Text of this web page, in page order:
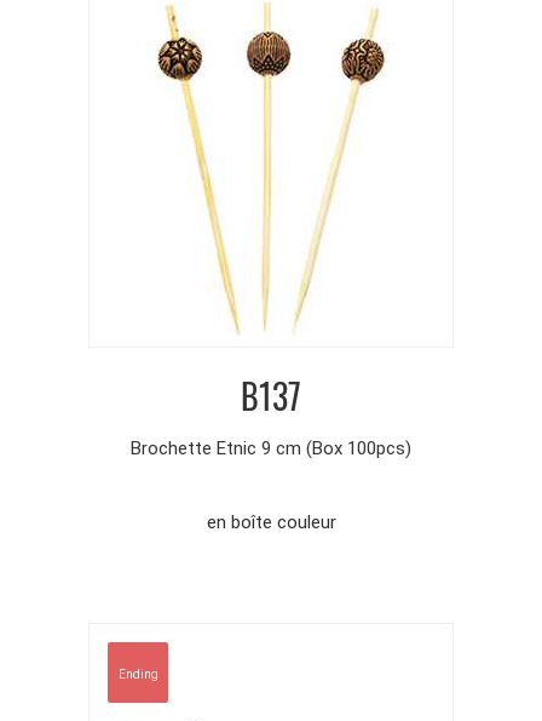
B137
Brochette Etnic 9 cm (Box 100pcs)
en boîte couleur
Ending